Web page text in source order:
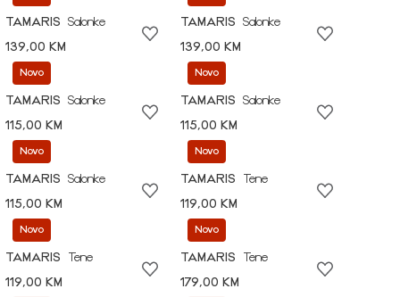
TAMARIS
Salonke
139,00 KM
TAMARIS
Salonke
139,00 KM
Novo
TAMARIS
Salonke
115,00 KM
Novo
TAMARIS
Salonke
115,00 KM
Novo
TAMARIS
Salonke
115,00 KM
Novo
TAMARIS
Tene
119,00 KM
Novo
TAMARIS
Tene
119,00 KM
Novo
TAMARIS
Tene
179,00 KM